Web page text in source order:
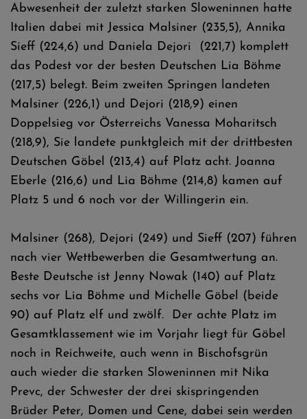
Abwesenheit der zuletzt starken Sloweninnen hatte
Italien dabei mit Jessica Malsiner (235,5), Annika
Sieff (224,6) und Daniela Dejori (221,7) komplett
das Podest vor der besten Deutschen Lia Böhme
(217,5) belegt. Beim zweiten Springen landeten
Malsiner (226,1) und Dejori (218,9) einen
Doppelsieg vor Österreichs Vanessa Moharitsch
(218,9), Sie landete punktgleich mit der drittbesten
Deutschen Göbel (213,4) auf Platz acht. Joanna
Eberle (216,6) und Lia Böhme (214,8) kamen auf
Platz 5 und 6 noch vor der Willingerin ein.
Malsiner (268), Dejori (249) und Sieff (207) führen
nach vier Wettbewerben die Gesamtwertung an.
Beste Deutsche ist Jenny Nowak (140) auf Platz
sechs vor Lia Böhme und Michelle Göbel (beide
90) auf Platz elf und zwölf. Der achte Platz im
Gesamtklassement wie im Vorjahr liegt für Göbel
noch in Reichweite, auch wenn in Bischofsgrün
auch wieder die starken Sloweninnen mit Nika
Prevc, der Schwester der drei skispringenden
Brüder Peter, Domen und Cene, dabei sein werden